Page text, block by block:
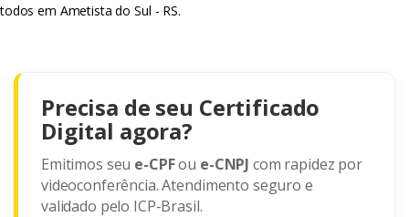
todos em Ametista do Sul - RS.
Precisa de seu Certificado
Digital agora?
Emitimos seu e-CPFou e-CNPJ com rapidez por
videoconferência. Atendimento seguro e
validado pelo ICP-Brasil.